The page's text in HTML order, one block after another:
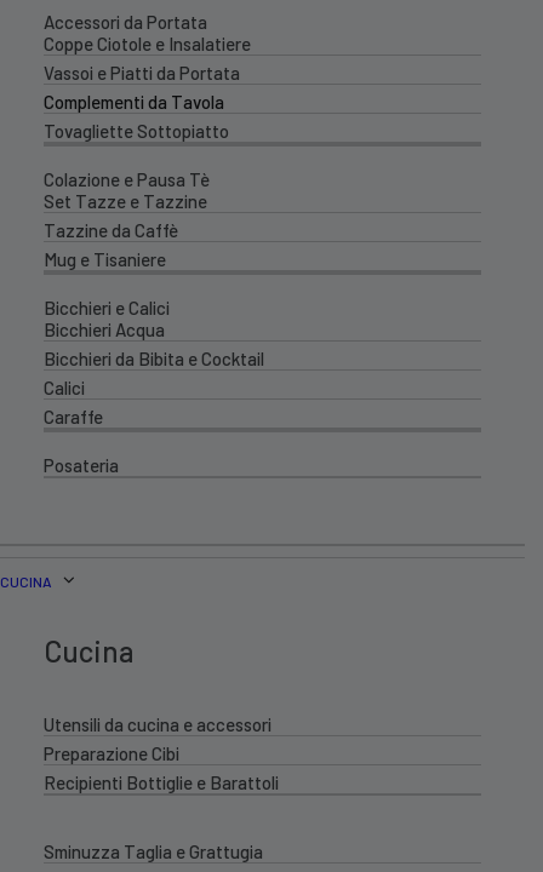
Accessori da Portata
Coppe Ciotole e Insalatiere
Vassoi e Piatti da Portata
Complementi da Tavola
Tovagliette Sottopiatto
Colazione e Pausa Tè
Set Tazze e Tazzine
Tazzine da Caffè
Mug e Tisaniere
Bicchieri e Calici
Bicchieri Acqua
Bicchieri da Bibita e Cocktail
Calici
Caraffe
Posateria
CUCINA
Cucina
Utensili da cucina e accessori
Preparazione Cibi
Recipienti Bottiglie e Barattoli
Sminuzza Taglia e Grattugia